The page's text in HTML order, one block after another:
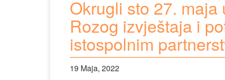
Okrugli sto 27.
Rozog izvještaja i
istospolnim
19 Maja, 2022